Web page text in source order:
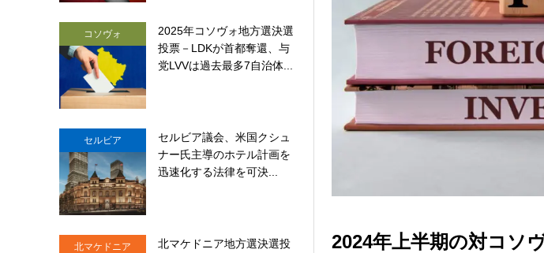
2024年上半期の対コソ
コソヴォ
2025年コソヴォ地方選決選
投票－LDKが首都奪還、与
党LVVは過去最多7自治体...
セルビア
セルビア議会、米国クシュ
ナー氏主導のホテル計画を
迅速化する法律を可決...
北マケドニア
北マケドニア地方選決選投